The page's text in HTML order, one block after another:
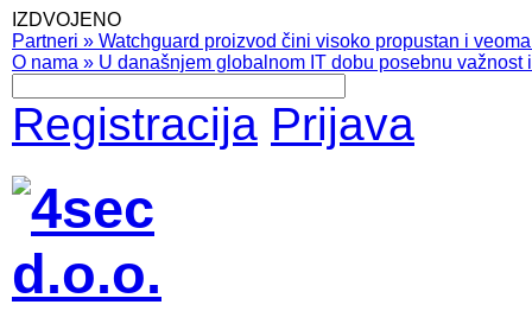
IZDVOJENO
Partneri » Watchguard proizvod čini visoko propustan i
O nama » U današnjem globalnom IT dobu posebnu
Registracija Prijava